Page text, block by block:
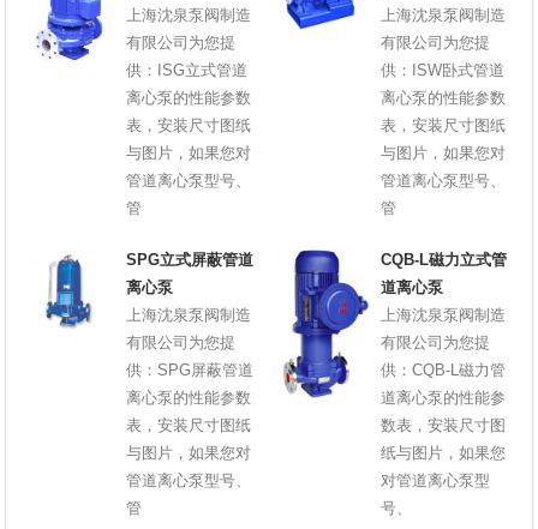
上海沈泉泵阀制造
有限公司为您提
供：ISG立式管道
离心泵的性能参数
表，安装尺寸图纸
与图片，如果您对
管道离心泵型号、
管
上海沈泉泵阀制造
有限公司为您提
供：ISW卧式管道
离心泵的性能参数
表，安装尺寸图纸
与图片，如果您对
管道离心泵型号、
管
SPG立式屏蔽管道
离心泵
上海沈泉泵阀制造
有限公司为您提
供：SPG屏蔽管道
离心泵的性能参数
表，安装尺寸图纸
与图片，如果您对
管道离心泵型号、
管
CQB-L磁力立式管
道离心泵
上海沈泉泵阀制造
有限公司为您提
供：CQB-L磁力管
道离心泵的性能参
数表，安装尺寸图
纸与图片，如果您
对管道离心泵型
号、